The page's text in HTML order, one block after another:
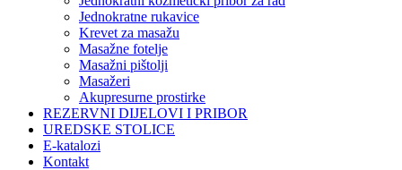
Jednokratne rukavice
Krevet za masažu
Masažne fotelje
Masažni pištolji
Masažeri
Akupresurne prostirke
REZERVNI DIJELOVI I PRIBOR
UREDSKE STOLICE
E-katalozi
Kontakt